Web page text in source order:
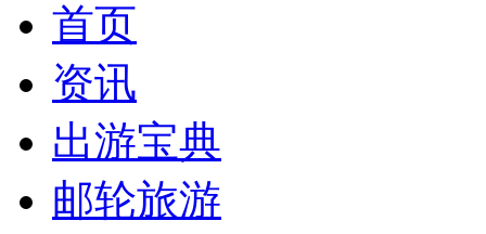
首页
资讯
出游宝典
邮轮旅游